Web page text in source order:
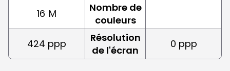
16 M
Nombre de
couleurs
424 ppp
Résolution
de l'écran
0 ppp